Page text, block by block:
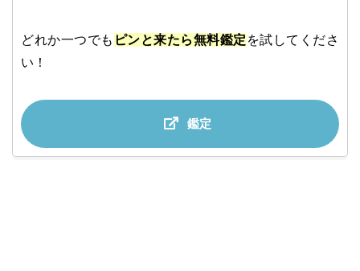
どれか一つでも ピンと来たら無料鑑定 を試してくださ
い！
鑑定